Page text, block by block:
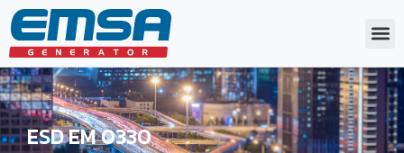
ESD EM 0330